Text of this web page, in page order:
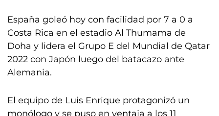
España goleó hoy con facilidad por 7 a 0 a
Costa Rica en el estadio Al Thumama de
Doha y lidera el Grupo E del Mundial de Qatar
2022 con Japón luego del batacazo ante
Alemania.
El equipo de Luis Enrique protagonizó un
monólogo y se puso en ventaja a los 11